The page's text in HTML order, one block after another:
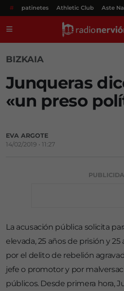
# patinetes Athletic Club Aste
BIZKAIA
Junqueras
«un preso
EVA ARGOTE
14/02/2019 • 11:27
La acusación pública solicita
elevada, 25 años de prisión y
por el delito de rebelión
jefe o promotor y por
públicos. Desde primera hora,